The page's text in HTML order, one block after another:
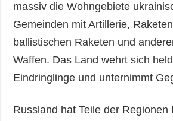
massiv die Wohngebiete
Gemeinden mit Artillerie,
ballistischen Raketen und
Waffen. Das Land wehrt sich
Eindringlinge und unternimmt
Russland hat Teile der Regionen